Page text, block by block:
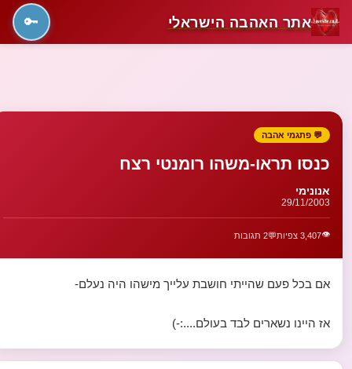
אתר האהבה הישראלי 🔑
💬 פתגמי אהבה
כנסו תראו-משהו רומנטי רצח
אנונימי
29/11/2003
👁️3,407 צפיות 💬2 תגובות
אם בכל פעם שהייתי חושבת עלייך מישהו היה נעלם-
אז היינו נשארים לבד בעולם....:-)